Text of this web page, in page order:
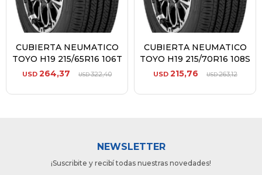
CUBIERTA NEUMATICO
TOYO H19 215/65R16 106T
USD 264,37 USD322,40
CUBIERTA NEUMATICO
TOYO H19 215/70R16 108S
USD 215,76 USD263,12
NEWSLETTER
¡Suscribite y recibí todas nuestras novedades!